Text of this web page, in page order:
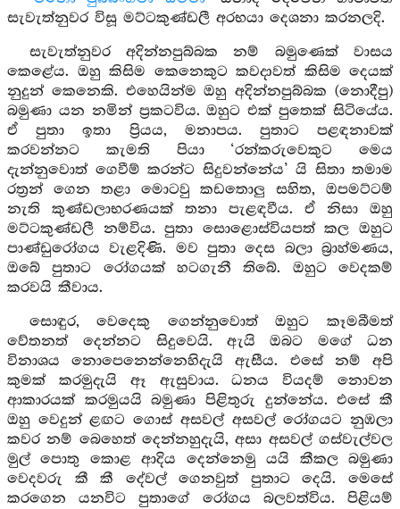
සැවැත්නුවර විසූ මට්ටකුණ්ඩලී අරභයා දෙශනා කරනලදි.
සැවැත්නුවර අදින්නපුබ්බක නම් බමුණෙක් වාසය
කෙළේය. ඔහු කිසිම කෙනෙකුට කවදාවත් කිසිම දෙයක්
නුදුන් කෙනෙකි. එහෙයින්ම ඔහු අදින්නපුබ්බක (නොදීපු)
බමුණා යන නමින් ප්‍රකටවිය. ඔහුට එක් පුතෙක් සිටියේය.
ඒ පුතා ඉතා ප්‍රියය, මනාපය. පුතාට පළඳනාවක්
කරවන්නට කැමති පියා ‘රන්කරුවෙකුට මෙය
දැන්නුවොත් ගෙවීම් කරන්ට සිදුවන්නේය’ යි සිතා තමාම
රත්‍රන් ගෙන තළා මොටවු කඩතොලු සහිත, ඔපමට්ටම්
නැති කුණ්ඩලාභරණයක් තනා පැළඳවීය. ඒ නිසා ඔහු
මට්ටකුණ්ඩලී නම්විය. පුතා සොළොස්වියපත් කල ඔහුට
පාණ්ඩුරෝගය වැළදිණි. මව පුතා දෙස බලා බ්‍රාහ්මණය,
ඔබේ පුතාට රෝගයක් හටගැනී තිබේ. ඔහුට වෙදකම්
කරවයි කීවාය.
සොඳුර, වෙදෙකු ගෙන්නුවොත් ඔහුට කෑමබීමත්
වේතනත් දෙන්නට සිදුවෙයි. ඇයි ඔබට මගේ ධන
විනාශය නොපෙනෙන්නෙහිදැයි ඇසීය. එසේ නම් අපි
කුමක් කරමුදැයි ඈ ඇසුවාය. ධනය වියදම් නොවන
ආකාරයක් කරමුයයි බමුණා පිළිතුරු දුන්නේය. එසේ කී
ඔහු වෙදුන් ළඟට ගොස් අසවල් අසවල් රෝගයට නුඹලා
කවර නම් බෙහෙත් දෙන්නහුදැයි, අසා අසවල් ගස්වැල්වල
මුල් පොතු කොළ ආදිය දෙන්නෙමු යයි කීකල බමුණා
වෙදවරු කී කී දේවල් ගෙනවුත් පුතාට දෙයි. මෙසේ
කරගෙන යනවිට පුතාගේ රෝගය බලවත්විය. පිළියම්